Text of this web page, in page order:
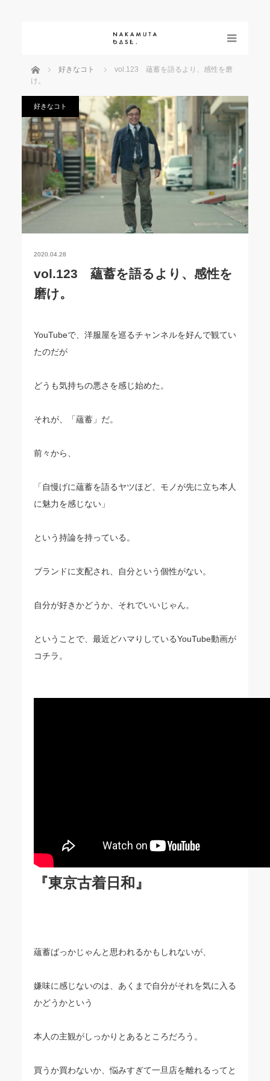
ホーム 好きなコト
vol.123 蘊蓄を語るより、感性を磨
け。
好きなコト
2020.04.28
vol.123 蘊蓄を語るより、感性を
磨け。
YouTubeで、洋服屋を巡るチャンネルを好んで観てい
たのだが
どうも気持ちの悪さを感じ始めた。
それが、「蘊蓄」だ。
前々から、
「自慢げに蘊蓄を語るヤツほど、モノが先に立ち本人
に魅力を感じない」
という持論を持っている。
ブランドに支配され、自分という個性がない。
自分が好きかどうか、それでいいじゃん。
ということで、最近どハマりしているYouTube動画が
コチラ。
『東京古着日和』
蘊蓄ばっかじゃんと思われるかもしれないが、
嫌味に感じないのは、あくまで自分がそれを気に入る
かどうかという
本人の主観がしっかりとあるところだろう。
買うか買わないか、悩みすぎて一旦店を離れるってと